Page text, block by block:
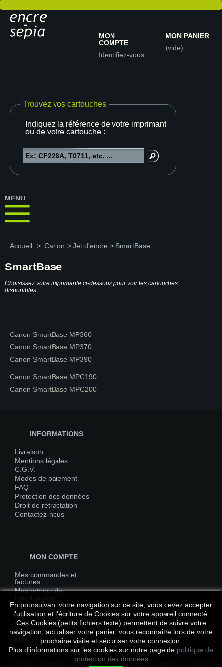
MON
COMPTE
Identifiez-vous
MON PANIER
(vide)
Trouvez vos cartouches
Indiquez la référence de votre imprimante
ou de votre cartouche :
MENU
Accueil > Canon >Jet d'encre > SmartBase
SmartBase
Choisissez votre imprimante ci-dessous pour voir les cartouches
disponibles:
Canon SmartBase MP360
Canon SmartBase MP370
Canon SmartBase MP390
Canon SmartBase MPC190
Canon SmartBase MPC200
INFORMATIONS
Livraison
Mentions légales
C.G.V.
Modes de paiement
FAQ
Protection des données
Droit de rétractation
Contactez-nous
Les marques et références citées restent la propriété de leurs constructeurs respectifs et
MON COMPTE
Mes commandes et
factures
Mes retours de
Mes avoirs
Mes adresses
Mes informations
personnelles
Mes bons de réduction
En poursuivant votre navigation sur ce site, vous devez accepter
l’utilisation et l'écriture de Cookies sur votre appareil connecté.
Ces Cookies (petits fichiers texte) permettent de suivre votre
navigation, actualiser votre panier, vous reconnaitre lors de votre
prochaine visite et sécuriser votre connexion.
Plus d'informations sur les cookies sur notre page de politique de
protection des données